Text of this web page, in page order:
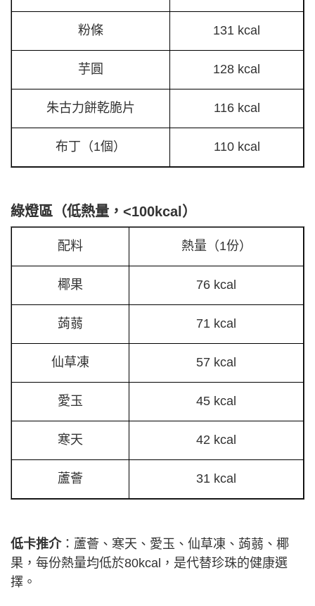
粉條 131 kcal
芋圓 128 kcal
朱古力餅乾脆片 116 kcal
布丁（1個） 110 kcal
綠燈區（低熱量，<100kcal）
配料 熱量（1份）
椰果 76 kcal
蒟蒻 71 kcal
仙草凍 57 kcal
愛玉 45 kcal
寒天 42 kcal
蘆薈 31 kcal
低卡推介：蘆薈、寒天、愛玉、仙草凍、蒟蒻、椰
果，每份熱量均低於80kcal，是代替珍珠的健康選
擇。